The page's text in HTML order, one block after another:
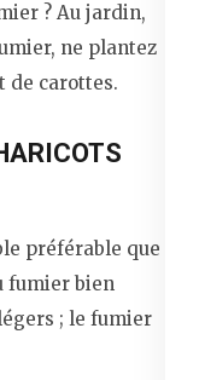
? Au jardin,
ne plantez
de carottes.
préférable que
fumier bien
; le fumier